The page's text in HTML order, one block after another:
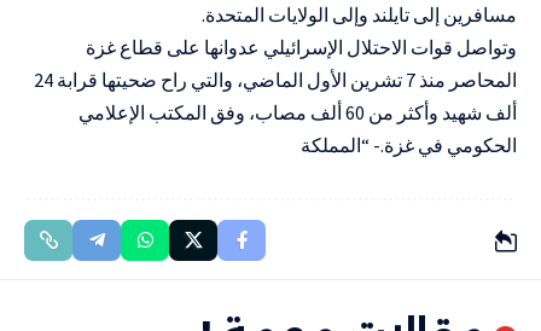
مسافرين إلى تايلند وإلى الولايات المتحدة.
وتواصل قوات الاحتلال الإسرائيلي عدوانها على قطاع غزة
المحاصر منذ 7 تشرين الأول الماضي، والتي راح ضحيتها قرابة 24
ألف شهيد وأكثر من 60 ألف مصاب، وفق المكتب الإعلامي
الحكومي في غزة.- “المملكة